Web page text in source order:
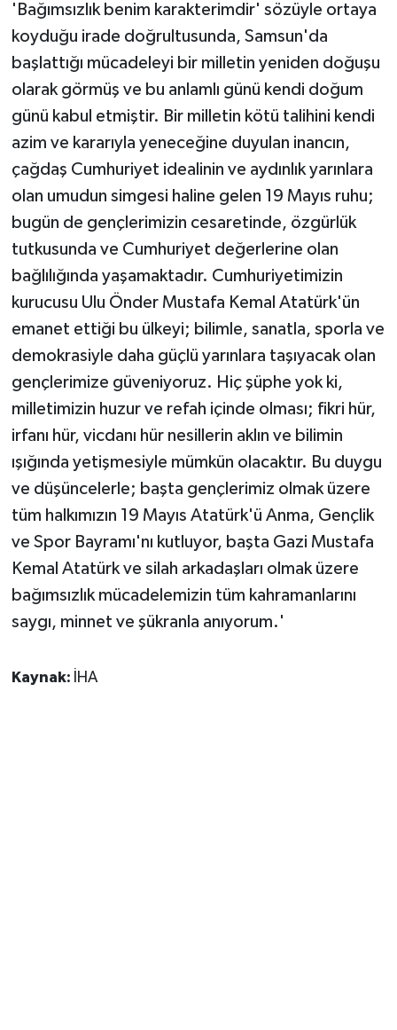
'Bağımsızlık benim karakterimdir' sözüyle ortaya
koyduğu irade doğrultusunda, Samsun'da
başlattığı mücadeleyi bir milletin yeniden doğuşu
olarak görmüş ve bu anlamlı günü kendi doğum
günü kabul etmiştir. Bir milletin kötü talihini kendi
azim ve kararıyla yeneceğine duyulan inancın,
çağdaş Cumhuriyet idealinin ve aydınlık yarınlara
olan umudun simgesi haline gelen 19 Mayıs ruhu;
bugün de gençlerimizin cesaretinde, özgürlük
tutkusunda ve Cumhuriyet değerlerine olan
bağlılığında yaşamaktadır. Cumhuriyetimizin
kurucusu Ulu Önder Mustafa Kemal Atatürk'ün
emanet ettiği bu ülkeyi; bilimle, sanatla, sporla ve
demokrasiyle daha güçlü yarınlara taşıyacak olan
gençlerimize güveniyoruz. Hiç şüphe yok ki,
milletimizin huzur ve refah içinde olması; fikri hür,
irfanı hür, vicdanı hür nesillerin aklın ve bilimin
ışığında yetişmesiyle mümkün olacaktır. Bu duygu
ve düşüncelerle; başta gençlerimiz olmak üzere
tüm halkımızın 19 Mayıs Atatürk'ü Anma, Gençlik
ve Spor Bayramı'nı kutluyor, başta Gazi Mustafa
Kemal Atatürk ve silah arkadaşları olmak üzere
bağımsızlık mücadelemizin tüm kahramanlarını
saygı, minnet ve şükranla anıyorum.'
Kaynak: İHA